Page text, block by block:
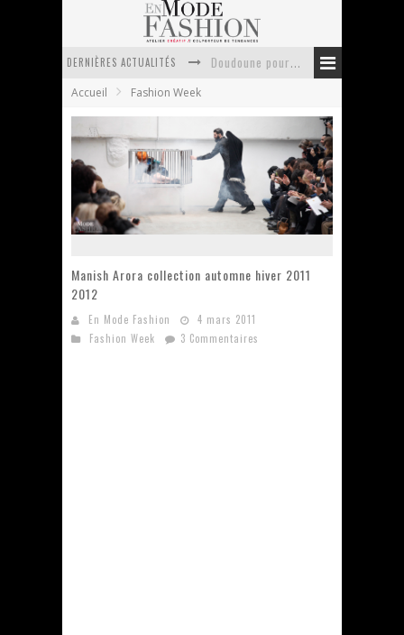
DERNIÈRES ACTUALITÉS
La trousse de toilette : l’accessoire indispensable de voyage
Anti chute cheveux homme : quelles solutions pour renforcer sa chevelure ?
Le retour du cachemire version casual
Doudoune pour femme : choisir la pièce idéale entre style, chaleur et durabilité
Accueil Fashion Week
Manish Arora collection automne hiver 2011
2012
En Mode Fashion
4 mars 2011
Fashion Week
3 Commentaires